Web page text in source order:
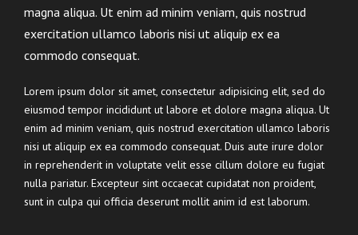
magna aliqua. Ut enim ad minim veniam, quis nostrud
exercitation ullamco laboris nisi ut aliquip ex ea
commodo consequat.
Lorem ipsum dolor sit amet, consectetur adipisicing elit, sed do
eiusmod tempor incididunt ut labore et dolore magna aliqua. Ut
enim ad minim veniam, quis nostrud exercitation ullamco laboris
nisi ut aliquip ex ea commodo consequat. Duis aute irure dolor
in reprehenderit in voluptate velit esse cillum dolore eu fugiat
nulla pariatur. Excepteur sint occaecat cupidatat non proident,
sunt in culpa qui officia deserunt mollit anim id est laborum.